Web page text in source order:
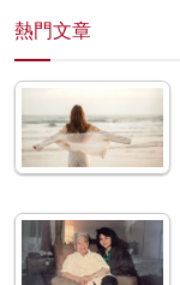
熱門文章